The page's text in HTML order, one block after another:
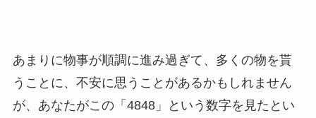
あまりに物事が順調に進み過ぎて、多くの物を貰
うことに、不安に思うことがあるかもしれません
が、あなたがこの「4848」という数字を見たとい